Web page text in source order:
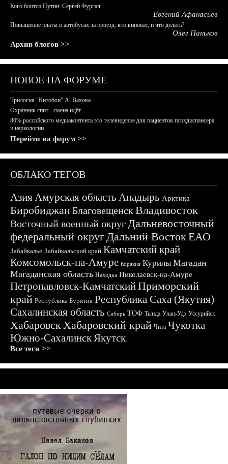
Кого боится Путин: Сергей Фургал
Евгений Афанасьев
Повышение платы в автобусах за проезд: кто виноват, и что делать?
Олег Паньков
Архив блогов >>
НОВОЕ НА ФОРУМЕ
Трилогия "Китобои" А. Вахова.
Охранник спит - смена идёт
80% российского медиаконтента это телевидение для пациентов психдиспансера
и наркологии.
Перейти на форум >>
ОБЛАКО ТЕГОВ
АзияАмурская область Анадырь Арктика
БиробиджанБлаговещенскВладивосток
Восточный военный округДальневосточный
федеральный округДальний ВостокЕАО
Забайкалье Забайкальский край Камчатский край
Комсомольск-на-Амуре Корякия Курилы Магадан
Магаданская область Находка Николаевск-на-Амуре
Петропавловск-КамчатскийПриморский
край Республика Бурятия Республика Саха (Якутия)
Сахалинская область Сибирь ТОФ Тында Улан-Удэ Уссурийск
ХабаровскХабаровский край Чита Чукотка
Южно-СахалинскЯкутск
Все теги >>